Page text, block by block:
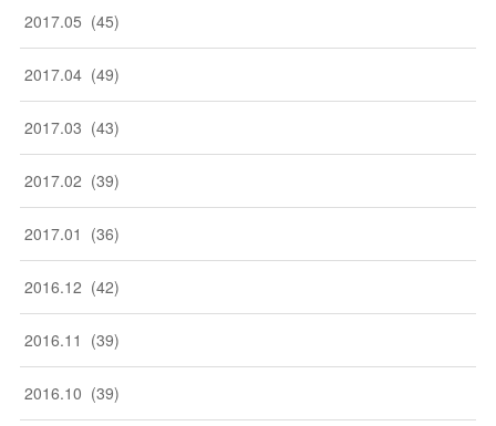
2017.05 (45)
2017.04 (49)
2017.03 (43)
2017.02 (39)
2017.01 (36)
2016.12 (42)
2016.11 (39)
2016.10 (39)